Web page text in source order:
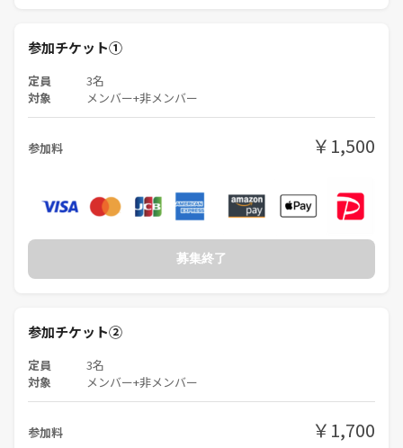
【集合時間/場所】
ファミリーマート 東村山駅東口店の前
【ルートの概要】
・10：00東村山駅→正福寺地蔵堂→新山手病院→八国山緑地→多摩湖→
狭山公園→神池→バス→13：00頃西武新宿線東村山駅付近で解散（歩く
・つなげーとの参加費
（交通費・飲食・お土産等は各自精算となります）
・歩きやすい靴、服装でご参加ください。
【その他】
・雨天/荒天は中止となります。
・雨が降らなくて強風等悪天候の場合は中止にします。
参加チケット①
定員 3名
対象 メンバー+非メンバー
参加料 ￥1,500
募集終了
参加チケット②
定員 3名
対象 メンバー+非メンバー
参加料 ￥1,700